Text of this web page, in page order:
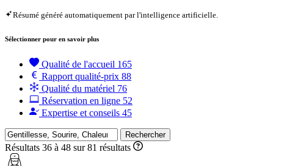
Résumé généré automatiquement par l'intelligence artificielle.
Sélectionner pour en savoir plus
Qualité de l'accueil 165
Rapport qualité-prix 88
Qualité du matériel 76
Réservation en ligne 52
Expertise et conseils 45
Rechercher
Résultats 36 à 48 sur 81 résultats